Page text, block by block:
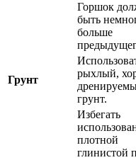
Горшок
быть
больше
Грунт
рыхлый,
грунт.
Избегать
плотной
глинистой